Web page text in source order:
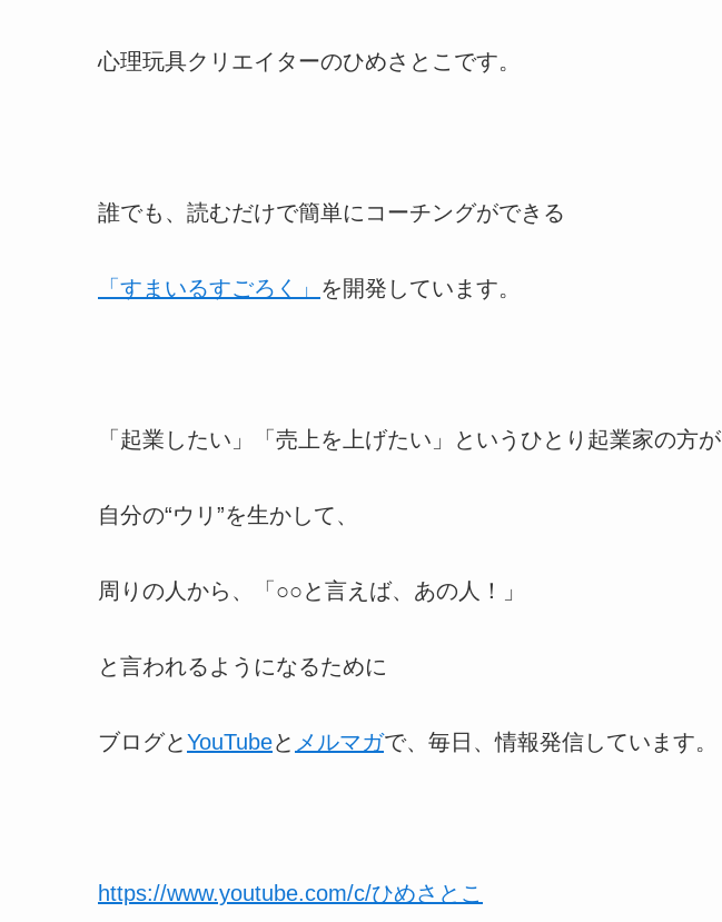
心理玩具クリエイターのひめさとこです。
誰でも、読むだけで簡単にコーチングができる
「すまいるすごろく」 を開発しています。
「起業したい」「売上を上げたい」というひとり起業家の方が
自分の“ウリ”を生かして、
周りの人から、「○○と言えば、あの人！」
と言われるようになるために
ブログとYouTubeと メルマガで、毎日、情報発信しています。
https://www.youtube.com/c/ひめさとこ